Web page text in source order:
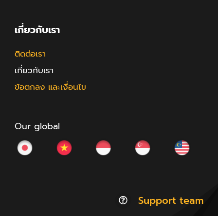
เกี่ยวกับเรา
ติดต่อเรา
เกี่ยวกับเรา
ข้อตกลง และเงื่อนไข
Our global
Support team